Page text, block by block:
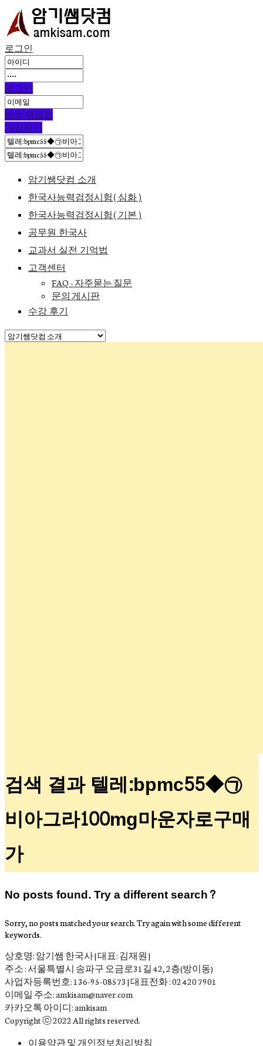
로그인
로그인
비번 재설정
가입하기
암기쌤닷컴 소개
한국사능력검정시험(심화)
한국사능력검정시험(기본)
공무원 한국사
교과서 실전 기억법
고객센터
FAQ – 자주묻는 질문
문의 게시판
수강 후기
검색 결과 텔레:bpmc55◆㉠
비아그라100mg마운자로구매
가
No posts found. Try a different search?
Sorry, no posts matched your search. Try again with some different
keywords.
상호명: 암기쌤 한국사 | 대표: 김재원 |
주소 : 서울특별시 송파구 오금로31길 42, 2층(방이동)
사업자등록번호: 136-95-08573 | 대표전화 : 02 420 7901
이메일 주소: amkisam@naver.com
카카오톡 아이디: amkisam
Copyright ⓒ 2022 All rights reserved.
이용약관 및 개인정보처리방침